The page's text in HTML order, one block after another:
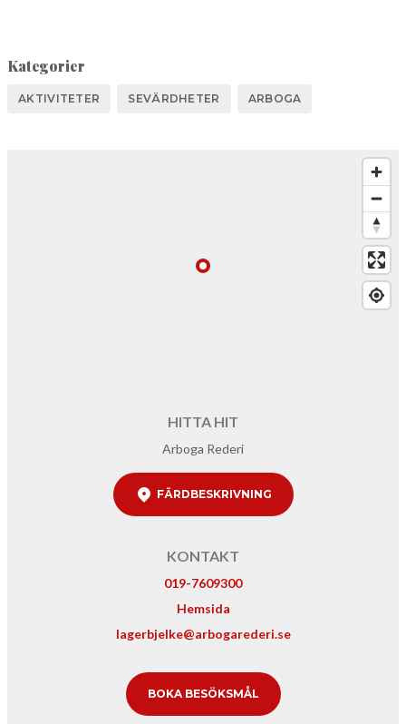
Kategorier
AKTIVITETER SEVÄRDHETER ARBOGA
HITTA HIT
Arboga Rederi
FÄRDBESKRIVNING
KONTAKT
019-7609300
Hemsida
lagerbjelke@arbogarederi.se
BOKA BESÖKSMÅL